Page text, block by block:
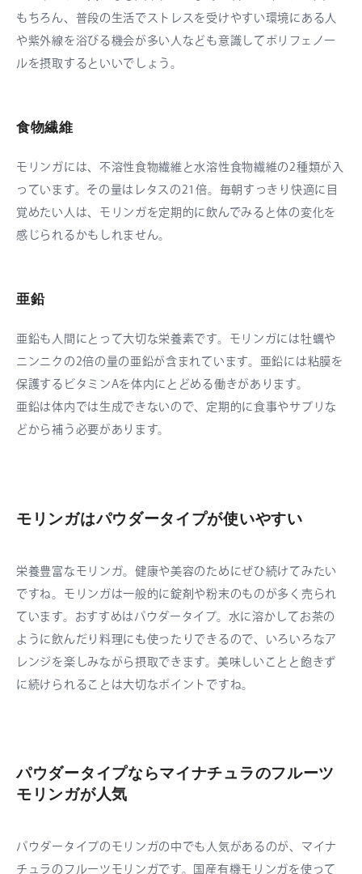
もちろん、普段の生活でストレスを受けやすい環境にある人
や紫外線を浴びる機会が多い人なども意識してポリフェノー
ルを摂取するといいでしょう。
食物繊維
モリンガには、不溶性食物繊維と水溶性食物繊維の2種類が入
っています。その量はレタスの21倍。毎朝すっきり快適に目
覚めたい人は、モリンガを定期的に飲んでみると体の変化を
感じられるかもしれません。
亜鉛
亜鉛も人間にとって大切な栄養素です。モリンガには牡蠣や
ニンニクの2倍の量の亜鉛が含まれています。亜鉛には粘膜を
保護するビタミンAを体内にとどめる働きがあります。
亜鉛は体内では生成できないので、定期的に食事やサプリな
どから補う必要があります。
モリンガはパウダータイプが使いやすい
栄養豊富なモリンガ。健康や美容のためにぜひ続けてみたい
ですね。モリンガは一般的に錠剤や粉末のものが多く売られ
ています。おすすめはパウダータイプ。水に溶かしてお茶の
ように飲んだり料理にも使ったりできるので、いろいろなア
レンジを楽しみながら摂取できます。美味しいことと飽きず
に続けられることは大切なポイントですね。
パウダータイプならマイナチュラのフルーツ
モリンガが人気
パウダータイプのモリンガの中でも人気があるのが、マイナ
チュラのフルーツモリンガです。国産有機モリンガを使って